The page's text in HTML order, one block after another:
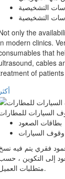
only the
modern clinics.
that
cables
of
أكثر
السيارات
بطاقات الصعود
وقوف السيارات
فقري يتم فيه
إلى التكوين ،
متطلبات العميل.